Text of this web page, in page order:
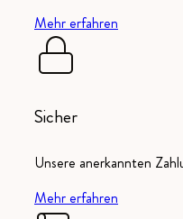
Mehr erfahren
Sicher
Unsere anerkannten
Mehr erfahren